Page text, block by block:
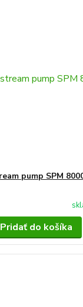
pump SPM
Pridať do košíka